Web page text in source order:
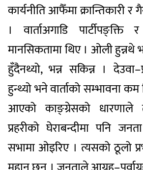
कार्यनीति आफैँमा क्रान्तिकारी र
। वार्ताअगाडि
मानसिकतामा थिए । ओली हुन्नथे
हुँदैनथ्यो, भन्न सकिन्न ।
हुन्थ्यो भने वार्ताको सम्भावना कम
आएको काङ्ग्रेसको धारणाले
प्रहरीको घेराबन्दीमा पनि
सभामा ओइरिए । त्यसको ठूलो